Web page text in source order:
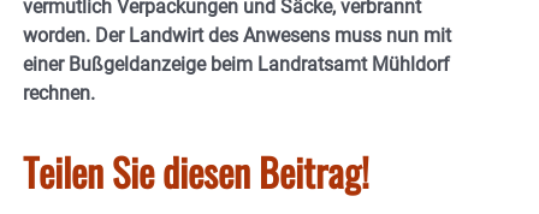
vermutlich Verpackungen und Säcke, verbrannt
worden. Der Landwirt des Anwesens muss nun mit
einer Bußgeldanzeige beim Landratsamt Mühldorf
rechnen.
Teilen Sie diesen Beitrag!